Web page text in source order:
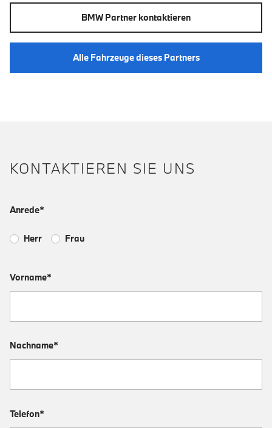
BMW Partner kontaktieren
Alle Fahrzeuge dieses Partners
KONTAKTIEREN SIE UNS
Anrede*
Herr Frau
Vorname*
Nachname*
Telefon*